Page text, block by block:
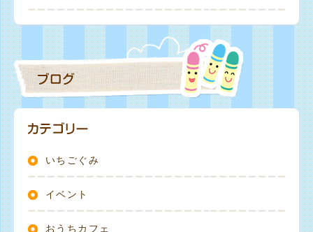
いちごぐみ
イベント
おうちカフェ